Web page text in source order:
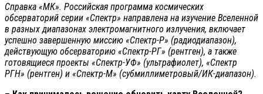
Справка «МК». Российская программа космических
обсерваторий серии «Спектр» направлена на изучение Вселенной
в разных диапазонах электромагнитного излучения, включает
успешно завершенную миссию «Спектр-Р» (радиодиапазон),
действующую обсерваторию «Спектр-РГ» (рентген), а также
готовящиеся проекты «Спектр-УФ» (ультрафиолет), «Спектр
РГН» (рентген) и «Спектр-М» (субмиллиметровый/ИК-диапазон).